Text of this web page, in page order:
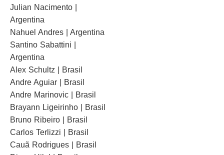
Julian Nacimento |
Argentina
Nahuel Andres | Argentina
Santino Sabattini |
Argentina
Alex Schultz | Brasil
Andre Aguiar | Brasil
Andre Marinovic | Brasil
Brayann Ligeirinho | Brasil
Bruno Ribeiro | Brasil
Carlos Terlizzi | Brasil
Cauã Rodrigues | Brasil